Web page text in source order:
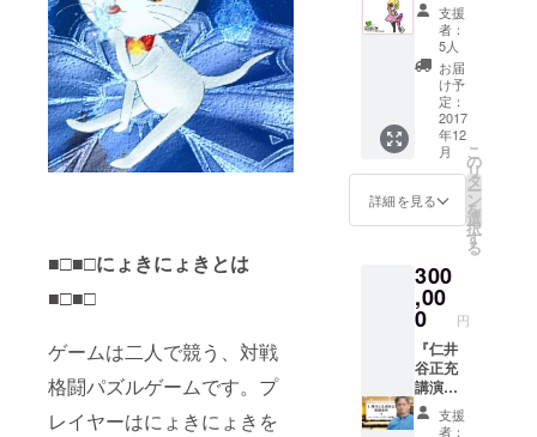
■□■□にょきにょきとは
■□■□
ゲームは二人で競う、対戦
格闘パズルゲームです。プ
レイヤーはにょきにょきを
まんは
発売後
一か月
以内に
お届け
しま
す。
版と取
説と設
定資料
集 ・仁
井谷正
充のサ
イン色
紙は、
パトロ
ン様の
お名前
を描き
す。
ン色紙
・２０
１７年
１２月
末に、
イラス
トレー
タ壱さ
んのカ
ラーサ
イン色
紙をお
ます。
・内
容：パ
トロン
様のお
名前
と、お
好きな
キャラ
支援
者：
5人
お届
け予
定：
2017
年12
月
詳細を見る
こ
の
リ
タ
ー
ン
を
選
択
す
る
300
,00
0 円
『仁井
谷正充
講演会
開催権
利+コン
支援
者：